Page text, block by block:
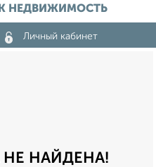
НЕДВИЖИМОСТЬ
Личный кабинет
НАЙДЕНА!